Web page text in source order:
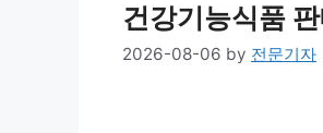
건강기능식품
2026-08-06 by 전문기자